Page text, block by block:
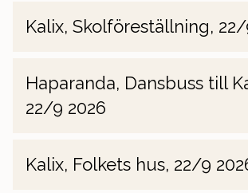
Kalix, Skolföreställning, 22/
Haparanda, Dansbuss till
22/9 2026
Kalix, Folkets hus, 22/9